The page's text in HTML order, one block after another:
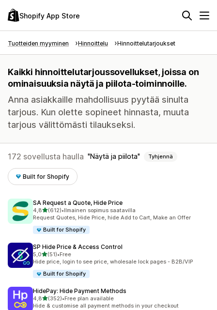
Shopify App Store
Tuotteiden myyminen Hinnoittelu Hinnoittelutarjoukset
Kaikki hinnoittelutarjoussovellukset, joissa on
ominaisuuksia näytä ja piilota-toiminnoille.
Anna asiakkaille mahdollisuus pyytää sinulta
tarjous. Kun olette sopineet hinnasta, muuta
tarjous välittömästi tilaukseksi.
172 sovellusta haulla Näytä ja piilota Tyhjennä
Built for Shopify
SA Request a Quote, Hide Price
4,8/ 5 tähteä
(612)
612 arvostelua yhteensä
•Ilmainen sopimus saatavilla
Request Quotes, Hide Price, hide Add to Cart, Make an Offer
Built for Shopify
SP Hide Price & Access Control
5,0/ 5 tähteä
(51)
51 arvostelua yhteensä
•Free
Hide price, login to see price, wholesale lock pages - B2B/VIP
Built for Shopify
HidePay: Hide Payment Methods
4,8/ 5 tähteä
(352)
352 arvostelua yhteensä
•Free plan available
Hide & customise all payment methods in your checkout